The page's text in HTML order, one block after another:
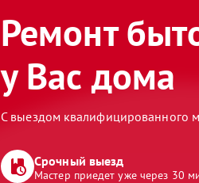
Ремонт
у Вас дома
С выездом квалифицированного
Срочный выезд
Мастер приедет уже через 30